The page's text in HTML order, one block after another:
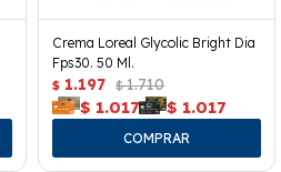
Crema Loreal Glycolic Bright Dia
Fps30. 50 Ml.
$ 1.197 $ 1.710
$ 1.017 $ 1.017